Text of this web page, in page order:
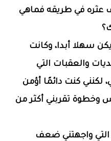
عثره في طريقه فماهي
سهلا أبدا، وكانت
والعقبات التي
لكنني كنت دائمًا أؤمن
تقربني أكثر من
واجهتني ضعف